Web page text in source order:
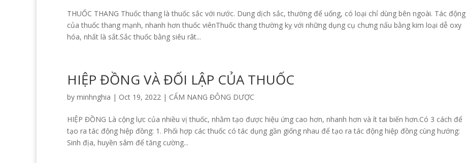
THUỐC THANG Thuốc thang là thuốc sắc với nước. Dung dịch sắc, thường để uống, có loại chỉ dùng bên ngoài. Tác động
của thuốc thang mạnh, nhanh hơn thuốc viênThuốc thang thường kỵ với những dụng cụ chưng nấu bằng kim loại dễ oxy
hóa, nhất là sắt.Sắc thuốc bằng siêu rât...
HIỆP ĐỒNG VÀ ĐỐI LẬP CỦA THUỐC
by minhnghia | Oct 19, 2022 | CẨM NANG ĐÔNG DƯỢC
HIỆP ĐỒNG Là cộng lực của nhiều vị thuốc, nhằm tạo được hiệu ứng cao hơn, nhanh hơn và ít tai biến hơn.Có 3 cách để
tạo ra tác động hiệp đồng: 1. Phối hợp các thuốc có tác dụng gần giống nhau để tạo ra tác động hiệp đồng cùng hướng:
Sinh địa, huyền sâm để tăng cường...